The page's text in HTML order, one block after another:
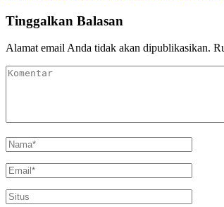
Tinggalkan Balasan
Alamat email Anda tidak akan dipublikasikan.